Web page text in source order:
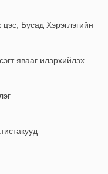
Бусад Хэрэглэгийн
явааг илэрхийлэх